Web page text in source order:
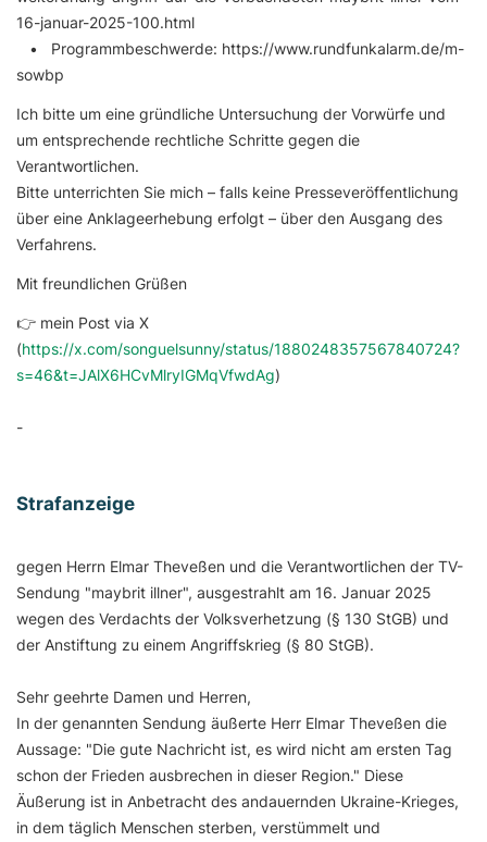
16-januar-2025-100.html
• Programmbeschwerde: https://www.rundfunkalarm.de/m-
sowbp
Ich bitte um eine gründliche Untersuchung der Vorwürfe und
um entsprechende rechtliche Schritte gegen die
Verantwortlichen.
Bitte unterrichten Sie mich – falls keine Presseveröffentlichung
über eine Anklageerhebung erfolgt – über den Ausgang des
Verfahrens.
Mit freundlichen Grüßen
👉 mein Post via X
(https://x.com/songuelsunny/status/1880248357567840724?
s=46&t=JAlX6HCvMlryIGMqVfwdAg)
-
Strafanzeige
gegen Herrn Elmar Theveßen und die Verantwortlichen der TV-
Sendung "maybrit illner", ausgestrahlt am 16. Januar 2025
wegen des Verdachts der Volksverhetzung (§ 130 StGB) und
der Anstiftung zu einem Angriffskrieg (§ 80 StGB).
Sehr geehrte Damen und Herren,
In der genannten Sendung äußerte Herr Elmar Theveßen die
Aussage: "Die gute Nachricht ist, es wird nicht am ersten Tag
schon der Frieden ausbrechen in dieser Region." Diese
Äußerung ist in Anbetracht des andauernden Ukraine-Krieges,
in dem täglich Menschen sterben, verstümmelt und